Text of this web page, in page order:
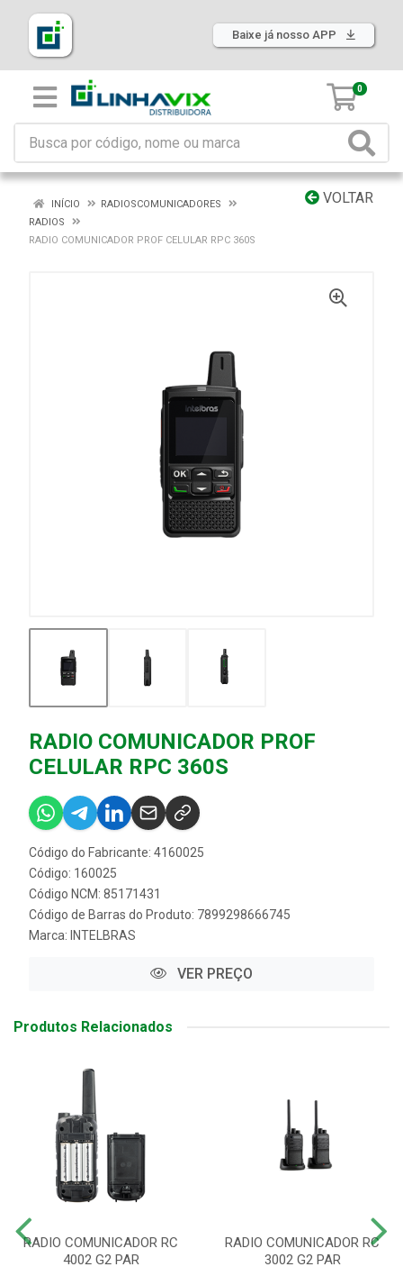
Baixe já nosso APP
0
VOLTAR
INÍCIO
RADIOSCOMUNICADORES
RADIOS
RADIO COMUNICADOR PROF CELULAR RPC 360S
RADIO COMUNICADOR PROF
CELULAR RPC 360S
Código do Fabricante: 4160025
Código: 160025
Código NCM: 85171431
Código de Barras do Produto: 7899298666745
Marca: INTELBRAS
VER PREÇO
Produtos Relacionados
RADIO COMUNICADOR RC
4002 G2 PAR
RADIO COMUNICADOR RC
3002 G2 PAR